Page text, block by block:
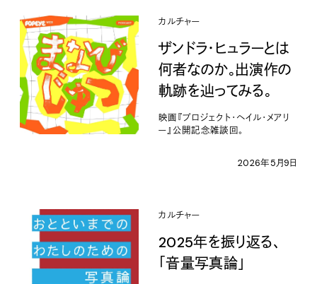
カルチャー
ザンドラ・ヒュラーとは
何者なのか。出演作の
軌跡を辿ってみる。
映画『プロジェクト・ヘイル・メアリ
ー』公開記念雑談回。
2026年5月9日
カルチャー
2025年を振り返る、
「音量写真論」